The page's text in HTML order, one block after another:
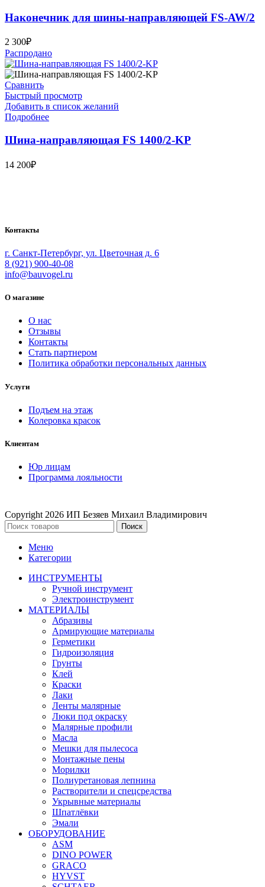
Наконечник для шины-направляющей FS-AW/2
2 300₽
Распродано
Сравнить
Быстрый просмотр
Добавить в список желаний
Подробнее
Шина-направляющая FS 1400/2-KP
14 200₽
Контакты
г. Санкт-Петербург, ул. Цветочная д. 6
8 (921) 900-40-08
info@bauvogel.ru
О магазине
О нас
Отзывы
Контакты
Стать партнером
Политика обработки персональных данных
Услуги
Подъем на этаж
Колеровка красок
Клиентам
Юр лицам
Программа лояльности
Copyright 2026 ИП Безяев Михаил Владимирович
Поиск
Меню
Категории
ИНСТРУМЕНТЫ
Ручной инструмент
Электроинструмент
МАТЕРИАЛЫ
Абразивы
Армирующие материалы
Герметики
Гидроизоляция
Грунты
Клей
Краски
Лаки
Ленты малярные
Люки под окраску
Малярные профили
Масла
Мешки для пылесоса
Монтажные пены
Морилки
Полиуретановая лепнина
Растворители и спецсредства
Укрывные материалы
Шпатлёвки
Эмали
ОБОРУДОВАНИЕ
ASM
DINO POWER
GRACO
HYVST